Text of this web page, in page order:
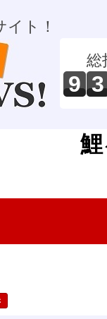
ト！
総
9 3